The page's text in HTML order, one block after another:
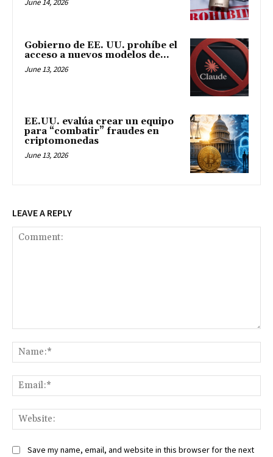
June 14, 2026
Gobierno de EE. UU. prohíbe el
acceso a nuevos modelos de...
June 13, 2026
EE.UU. evalúa crear un equipo
para “combatir” fraudes en
criptomonedas
June 13, 2026
LEAVE A REPLY
Save my name, email, and website in this browser for the next